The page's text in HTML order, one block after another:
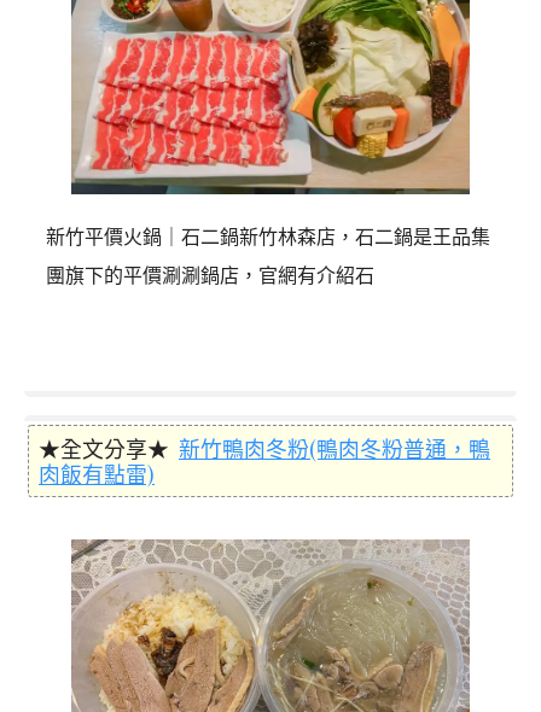
新竹平價火鍋｜石二鍋新竹林森店，石二鍋是王品集
團旗下的平價涮涮鍋店，官網有介紹石
★全文分享★ 新竹鴨肉冬粉(鴨肉冬粉普通，鴨
肉飯有點雷)